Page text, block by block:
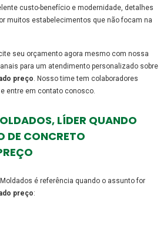
custo-benefício e modernidade, detalhes
muitos estabelecimentos que não focam na
seu orçamento agora mesmo com nossa
para um atendimento personalizado sobre
preço . Nosso time tem colaboradores
entre em contato conosco.
LÍDER QUANDO
DE CONCRETO
é referência quando o assunto for
preço: